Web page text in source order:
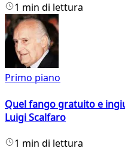
1 min di lettura
Primo piano
Quel fango gratuito e
Luigi Scalfaro
1 min di lettura